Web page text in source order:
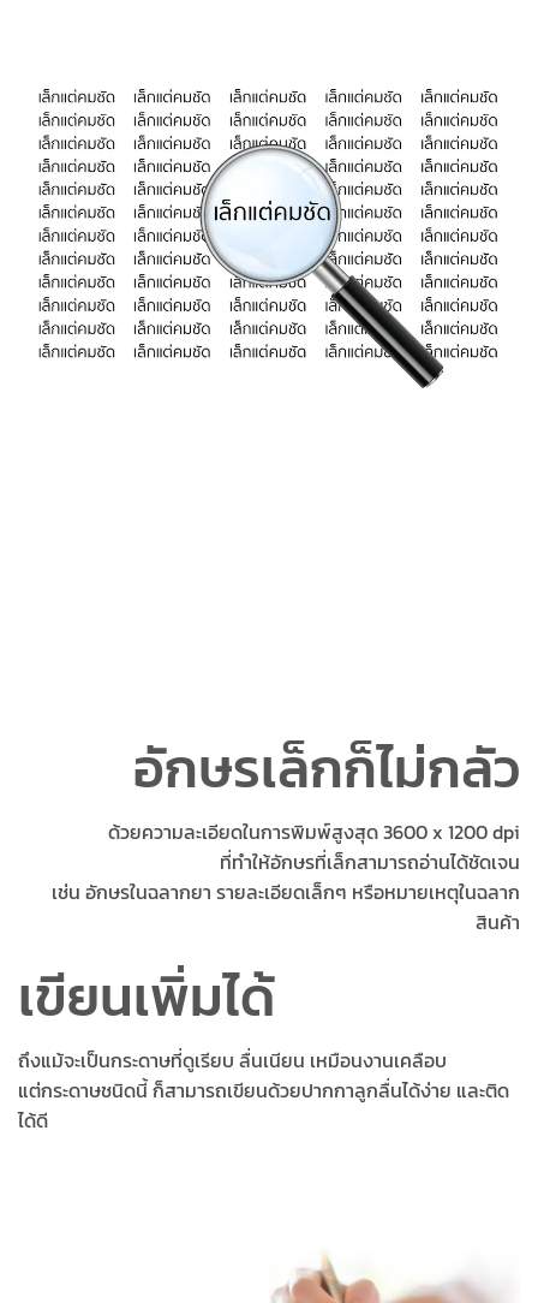
อักษรเล็กก็ไม่กลัว
ด้วยความละเอียดในการพิมพ์สูงสุด 3600 x 1200 dpi
ที่ทำให้อักษรที่เล็กสามารถอ่านได้ชัดเจน
เช่น อักษรในฉลากยา รายละเอียดเล็กๆ หรือหมายเหตุในฉลาก
สินค้า
เขียนเพิ่มได้
ถึงแม้จะเป็นกระดาษที่ดูเรียบ ลื่นเนียน เหมือนงานเคลือบ
แต่กระดาษชนิดนี้ ก็สามารถเขียนด้วยปากกาลูกลื่นได้ง่าย และติด
ได้ดี